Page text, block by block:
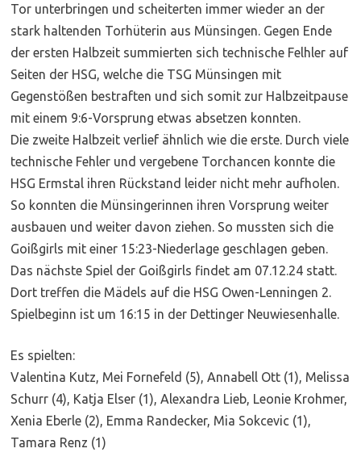
Tor unterbringen und scheiterten immer wieder an der
stark haltenden Torhüterin aus Münsingen. Gegen Ende
der ersten Halbzeit summierten sich technische Felhler auf
Seiten der HSG, welche die TSG Münsingen mit
Gegenstößen bestraften und sich somit zur Halbzeitpause
mit einem 9:6-Vorsprung etwas absetzen konnten.
Die zweite Halbzeit verlief ähnlich wie die erste. Durch viele
technische Fehler und vergebene Torchancen konnte die
HSG Ermstal ihren Rückstand leider nicht mehr aufholen.
So konnten die Münsingerinnen ihren Vorsprung weiter
ausbauen und weiter davon ziehen. So mussten sich die
Goißgirls mit einer 15:23-Niederlage geschlagen geben.
Das nächste Spiel der Goißgirls findet am 07.12.24 statt.
Dort treffen die Mädels auf die HSG Owen-Lenningen 2.
Spielbeginn ist um 16:15 in der Dettinger Neuwiesenhalle.
Es spielten:
Valentina Kutz, Mei Fornefeld (5), Annabell Ott (1), Melissa
Schurr (4), Katja Elser (1), Alexandra Lieb, Leonie Krohmer,
Xenia Eberle (2), Emma Randecker, Mia Sokcevic (1),
Tamara Renz (1)